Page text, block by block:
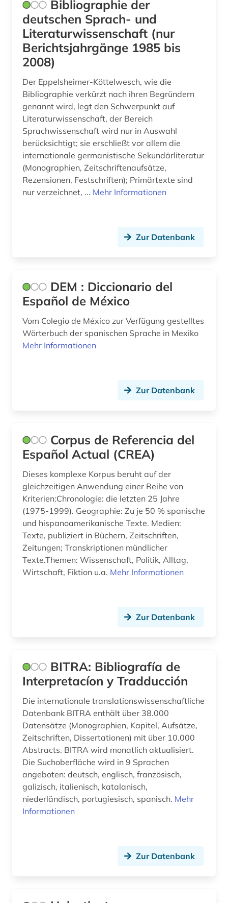
redewendung (1)
renaissance (1)
rhetorik (1)
romanische sprachen (2)
romanistik (8)
rumänien (1)
russisch (2)
schweden (2)
schwedisch (9)
schweiz (2)
slavistik (1)
sozialwissenschaften (3)
soziologie (1)
spanien (8)
spanisch (10)
spanische literatur (1)
sprachatlas (1)
sprachbeispiele (1)
sprachdokumentation (1)
sprache (3)
sprachgebrauch (1)
sprachgeografie (1)
sprachliche minderheit (1)
sprachpraxis (13)
sprachschwierigkeit (1)
sprachunterricht (1)
Bibliographie der
deutschen Sprach- und
Literaturwissenschaft (nur
Berichtsjahrgänge 1985 bis
2008)
Der Eppelsheimer-Köttelwesch, wie die
Bibliographie verkürzt nach ihren Begründern
genannt wird, legt den Schwerpunkt auf
Literaturwissenschaft, der Bereich
Sprachwissenschaft wird nur in Auswahl
berücksichtigt; sie erschließt vor allem die
internationale germanistische Sekundärliteratur
(Monographien, Zeitschriftenaufsätze,
Rezensionen, Festschriften); Primärtexte sind
nur verzeichnet, ... Mehr Informationen
Zur Datenbank
DEM : Diccionario del
Español de México
Vom Colegio de México zur Verfügung gestelltes
Wörterbuch der spanischen Sprache in Mexiko
Mehr Informationen
Zur Datenbank
Corpus de Referencia del
Español Actual (CREA)
Dieses komplexe Korpus beruht auf der
gleichzeitigen Anwendung einer Reihe von
Kriterien:Chronologie: die letzten 25 Jahre
(1975-1999). Geographie: Zu je 50 % spanische
und hispanoamerikanische Texte. Medien:
Texte, publiziert in Büchern, Zeitschriften,
Zeitungen; Transkriptionen mündlicher
Texte.Themen: Wissenschaft, Politik, Alltag,
Wirtschaft, Fiktion u.a. Mehr Informationen
Zur Datenbank
BITRA: Bibliografía de
Interpretacíon y Tradducción
Die internationale translationswissenschaftliche
Datenbank BITRA enthält über 38.000
Datensätze (Monographien, Kapitel, Aufsätze,
Zeitschriften, Dissertationen) mit über 10.000
Abstracts. BITRA wird monatlich aktualisiert.
Die Suchoberfläche wird in 9 Sprachen
angeboten: deutsch, englisch, französisch,
galizisch, italienisch, katalanisch,
niederländisch, portugiesisch, spanisch. Mehr
Informationen
Zur Datenbank